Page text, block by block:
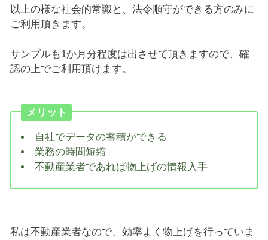
以上の様な社会的常識と、法令順守ができる方のみに
ご利用頂きます。
サンプルも1か月分程度は出させて頂きますので、確
認の上でご利用頂けます。
メリット
自社でデータの蓄積ができる
業務の時間短縮
不動産業者であれば物上げの情報入手
私は不動産業者なので、効率よく物上げを行っていま